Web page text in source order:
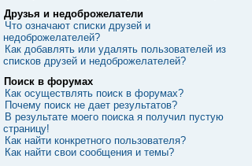
Друзья и недоброжелатели
Что означают списки друзей и
недоброжелателей?
Как добавлять или удалять пользователей из
списков друзей и недоброжелателей?
Поиск в форумах
Как осуществлять поиск в форумах?
Почему поиск не дает результатов?
В результате моего поиска я получил пустую
страницу!
Как найти конкретного пользователя?
Как найти свои сообщения и темы?